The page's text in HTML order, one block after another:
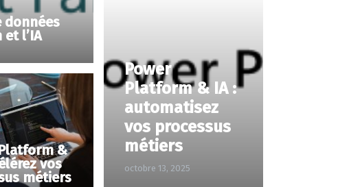
données
l’IA
&
vos
métiers
Power
Platform & IA :
automatisez
vos processus
métiers
octobre 13, 2025